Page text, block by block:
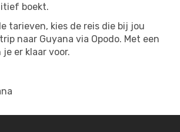
boekt.
tarieven, kies de reis die bij jou
naar Guyana via Opodo. Met een
je er klaar voor.